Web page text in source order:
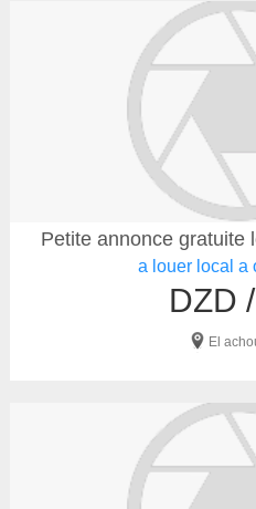
Petite annonce gratuite
a louer local a
DZD
El